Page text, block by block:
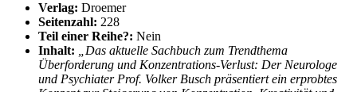
Verlag: Droemer
Seitenzahl: 228
Teil einer Reihe?: Nein
Inhalt:
„Das aktuelle Sachbuch zum Trendthema
Überforderung und Konzentrations-Verlust: Der Neurologe
und Psychiater Prof. Volker Busch präsentiert ein erprobtes